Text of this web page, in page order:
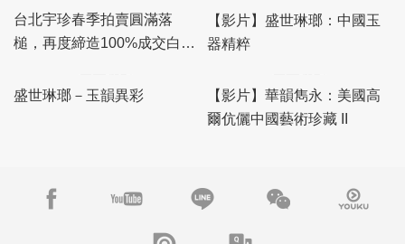
【影片】盛世琳瑯：中國玉
器精粹
盛世琳瑯－玉韻異彩
【影片】華韻雋永：美國高